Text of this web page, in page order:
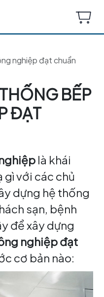
nghiệp đạt chuẩn
BẾP
ĐẠT
là khái
gì với các chủ
dựng hệ thống
sạn, bệnh
để xây dựng
nghiệp đạt
cơ bản nào: